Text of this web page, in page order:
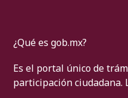
¿Qué es gob.mx?
Es el portal único de
participación ciudadana.